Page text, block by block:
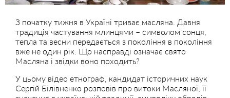
З початку тижня в Україні триває масляна. Давня
традиція частування млинцями – символом сонця,
тепла та весни передається з покоління в покоління
вже не один рік. Що насправді означає свято
Масляна і звідки воно походить?
У цьому відео етнограф, кандидат історичних наук
Сергій Білівненко розповів про витоки Масляної, її